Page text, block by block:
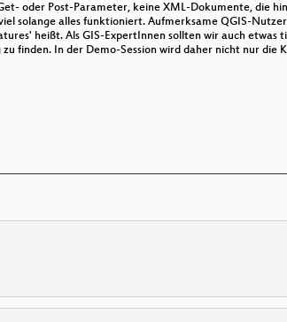
oder Post-Parameter, keine XML-Dokumente, die
solange alles funktioniert. Aufmerksame QGIS-
heißt. Als GIS-ExpertInnen sollten wir auch etwas
finden. In der Demo-Session wird daher nicht nur die